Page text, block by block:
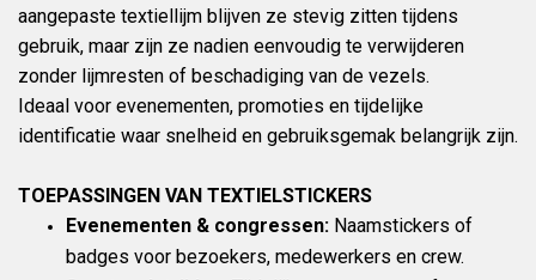
aangepaste textiellijm blijven ze stevig zitten tijdens
gebruik, maar zijn ze nadien eenvoudig te verwijderen
zonder lijmresten of beschadiging van de vezels.
Ideaal voor evenementen, promoties en tijdelijke
identificatie waar snelheid en gebruiksgemak belangrijk zijn.
TOEPASSINGEN VAN TEXTIELSTICKERS
Evenementen & congressen: Naamstickers of
badges voor bezoekers, medewerkers en crew.